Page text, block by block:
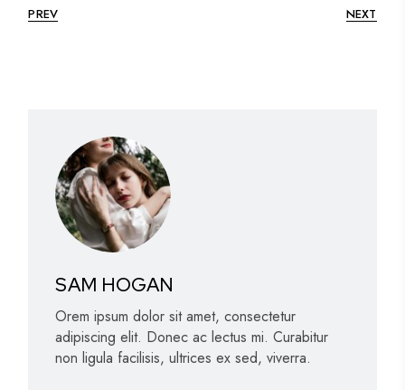
PREV NEXT
SAM HOGAN
Orem ipsum dolor sit amet, consectetur
adipiscing elit. Donec ac lectus mi. Curabitur
non ligula facilisis, ultrices ex sed, viverra.